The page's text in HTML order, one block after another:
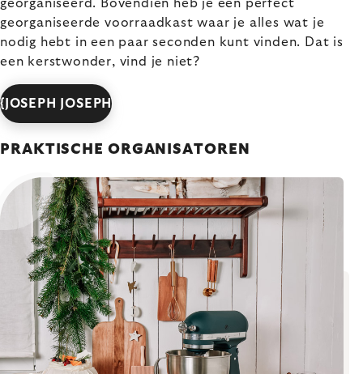
georganiseerd. Bovendien heb je een perfect
georganiseerde voorraadkast waar je alles wat je
nodig hebt in een paar seconden kunt vinden. Dat is
een kerstwonder, vind je niet?
{JOSEPH JOSEPH
PRAKTISCHE ORGANISATOREN